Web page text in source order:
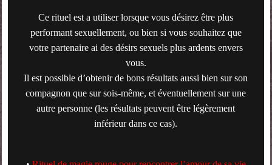
Ce rituel est a utiliser lorsque vous désirez être plus
performant sexuellement, ou bien si vous souhaitez que
votre partenaire ai des désirs sexuels plus ardents envers
vous.
Il est possible d’obtenir de bons résultats aussi bien sur son
compagnon que sur sois-même, et éventuellement sur une
autre personne (les résultats peuvent être légèrement
inférieur dans ce cas).